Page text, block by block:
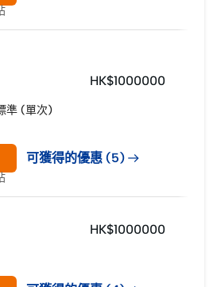
準 (單次)
HK$1000000
可獲得的優惠 (5)
HK$1000000